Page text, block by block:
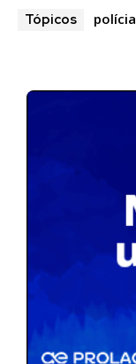
Tópicos polícia